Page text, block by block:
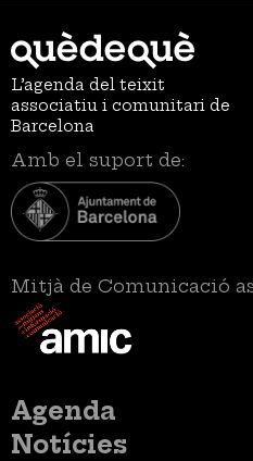
L’agenda del teixit
associatiu i comunitari de
Barcelona
Amb el suport de:
Mitjà de Comunicació
Menú
principal
Agenda
Notícies